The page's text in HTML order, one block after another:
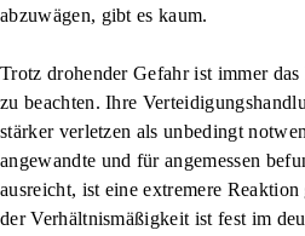
abzuwägen, gibt es kaum.
Trotz drohender Gefahr ist immer das
zu beachten. Ihre
stärker verletzen als unbedingt
angewandte und für angemessen
ausreicht, ist eine extremere
der Verhältnismäßigkeit ist fest im